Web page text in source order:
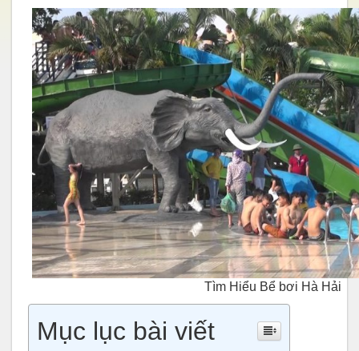
Tìm Hiểu Bể bơi Hà Hải
Mục lục bài viết